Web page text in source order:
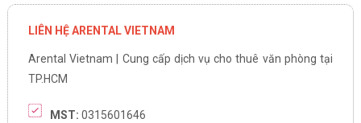
LIÊN HỆ ARENTAL VIETNAM
Arental Vietnam | Cung cấp dịch vụ cho thuê văn phòng tại
TP.HCM
MST: 0315601646